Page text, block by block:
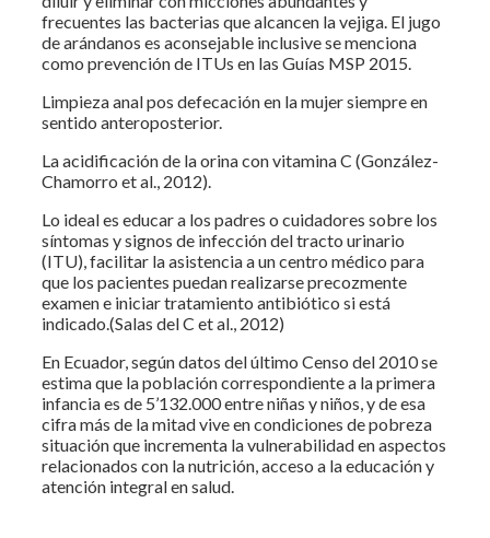
frecuentes las bacterias que alcancen la vejiga. El jugo
de arándanos es aconsejable inclusive se menciona
como prevención de ITUs en las Guías MSP 2015.
Limpieza anal pos defecación en la mujer siempre en
sentido anteroposterior.
La acidificación de la orina con vitamina C (González-
Chamorro et al., 2012).
Lo ideal es educar a los padres o cuidadores sobre los
síntomas y signos de infección del tracto urinario
(ITU), facilitar la asistencia a un centro médico para
que los pacientes puedan realizarse precozmente
examen e iniciar tratamiento antibiótico si está
indicado.(Salas del C et al., 2012)
En Ecuador, según datos del último Censo del 2010 se
estima que la población correspondiente a la primera
infancia es de 5’132.000 entre niñas y niños, y de esa
cifra más de la mitad vive en condiciones de pobreza
situación que incrementa la vulnerabilidad en aspectos
relacionados con la nutrición, acceso a la educación y
atención integral en salud.